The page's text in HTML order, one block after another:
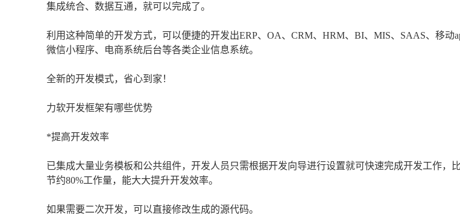
集成统合、数据互通，就可以完成了。
利用这种简单的开发方式，可以便捷的开发出ERP、OA、CRM、HRM、BI、MIS、SAAS、移动
微信小程序、电商系统后台等各类企业信息系统。
全新的开发模式，省心到家！
力软开发框架有哪些优势
*提高开发效率
已集成大量业务模板和公共组件，开发人员只需根据开发向导进行设置就可快速完成开发工作，
节约80%工作量，能大大提升开发效率。
如果需要二次开发，可以直接修改生成的源代码。